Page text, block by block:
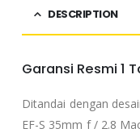
DESCRIPTION
Garansi Resmi 1
Ditandai dengan
EF-S 35mm f / 2.8